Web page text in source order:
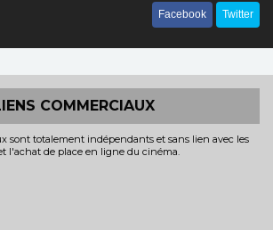
Facebook Twitter
COMMERCIAUX
sont totalement indépendants et sans lien avec les
l'achat de place en ligne du cinéma.